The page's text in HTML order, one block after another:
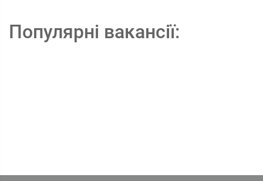
Популярні вакансії: